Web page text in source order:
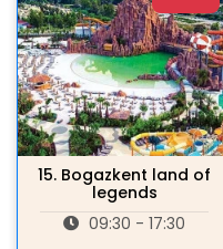
15. Bogazkent land of
legends
09:30 - 17:30